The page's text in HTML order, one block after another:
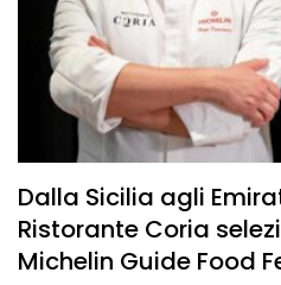
Dalla Sicilia agli
Ristorante Coria
Michelin Guide Food